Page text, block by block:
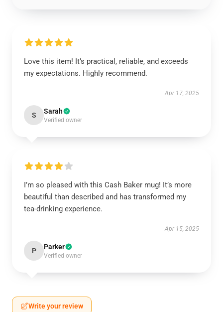
Love this item! It’s practical, reliable, and exceeds
my expectations. Highly recommend.
Apr 17, 2025
S Sarah
Verified owner
I’m so pleased with this Cash Baker mug! It’s more
beautiful than described and has transformed my
tea-drinking experience.
Apr 15, 2025
P Parker
Verified owner
Write your review